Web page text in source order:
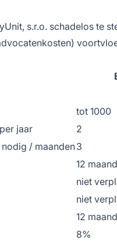
s.r.o. schadelos te
tot 1000
jaar
2
/ maanden3
12
niet
niet
12
8%